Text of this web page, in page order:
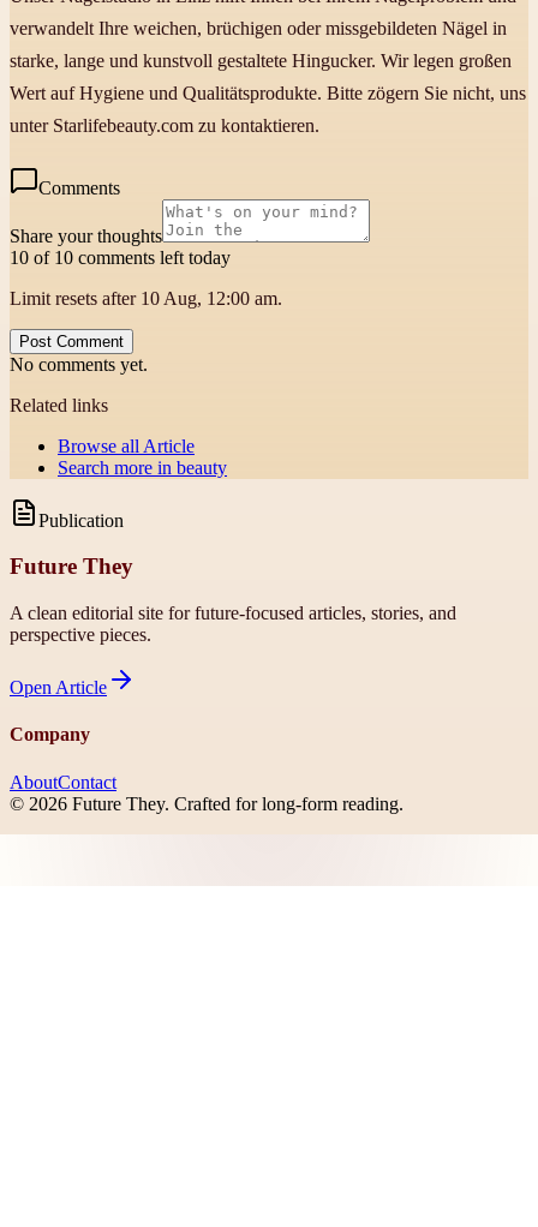
verwandelt Ihre weichen, brüchigen oder missgebildeten Nägel in
starke, lange und kunstvoll gestaltete Hingucker. Wir legen großen
Wert auf Hygiene und Qualitätsprodukte. Bitte zögern Sie nicht, uns
unter Starlifebeauty.com zu kontaktieren.
Comments
Share your thoughts
10 of 10 comments left today
Limit resets after 10 Aug, 12:00 am.
Post Comment
No comments yet.
Related links
Browse all Article
Search more in beauty
Publication
Future They
A clean editorial site for future-focused articles, stories, and
perspective pieces.
Open Article
Company
AboutContact
© 2026 Future They. Crafted for long-form reading.